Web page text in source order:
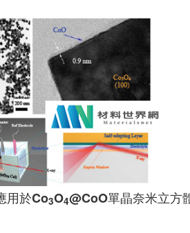
用於Co3O4@CoO單晶奈米立方